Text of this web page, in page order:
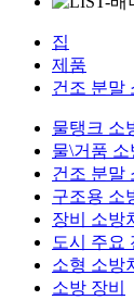
집
제품
건조 분말
물탱크 소
물\거품 소
건조 분말
구조용 소
장비 소방
도시 주요
소형 소방
소방 장비